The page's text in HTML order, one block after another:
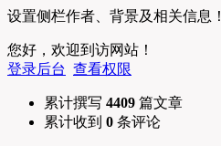
设置侧栏作者、背景及相关信息！
您好，欢迎到访网站！
登录后台 查看权限
累计撰写 4409 篇文章
累计收到 0 条评论